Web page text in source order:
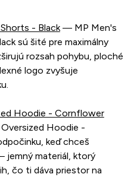
- Black— MP Men's
sú šité pre maximálny
rozsah pohybu, ploché
logo zvyšuje
Hoodie - Cornflower
Hoodie -
keď chceš
jemný materiál, ktorý
čo ti dáva priestor na